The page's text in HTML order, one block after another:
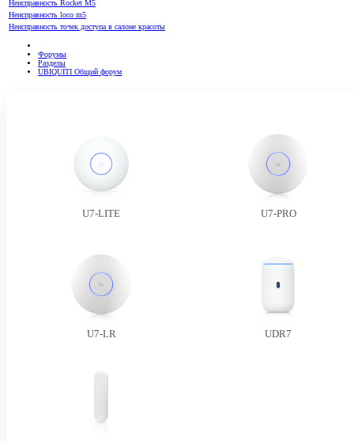
Неисправность Rocket M5
Неисправность loco m5
Неисправность точек доступа в салоне красоты
Форумы
Разделы
UBIQUITI Общий форум
U7-LITE U7-PRO
U7-LR UDR7